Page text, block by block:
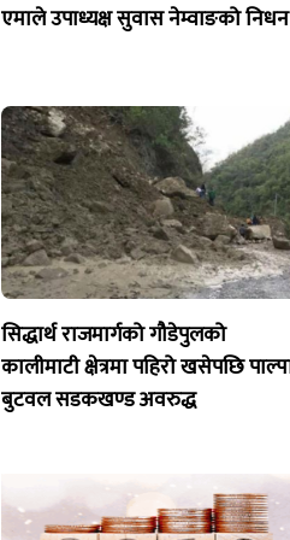
एमाले उपाध्यक्ष सुवास नेम्वाङको निधन
सिद्धार्थ राजमार्गको गौडेपुलको
कालीमाटी क्षेत्रमा पहिरो खसेपछि
बुटवल सडकखण्ड अवरुद्ध